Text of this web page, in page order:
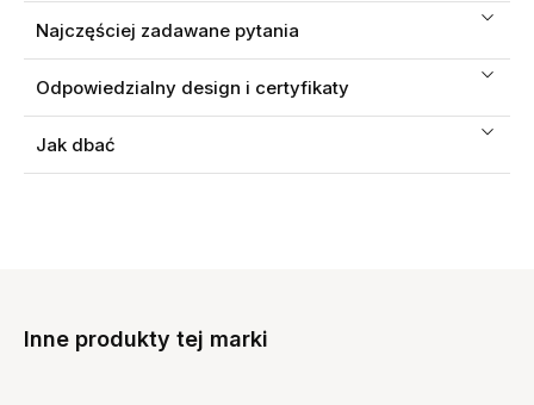
Najczęściej zadawane pytania
Odpowiedzialny design i certyfikaty
Jak dbać
Inne produkty tej marki